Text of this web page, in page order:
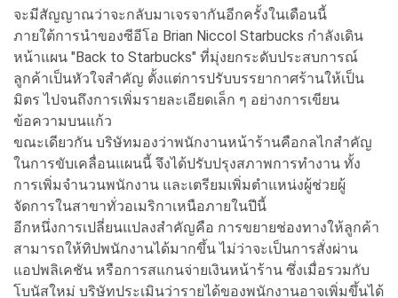
จะมีสัญญาณว่าจะกลับมาเจรจากันอีกครั้งในเดือนนี้
ภายใต้การนำของซีอีโอ Brian Niccol Starbucks กำลังเดิน
หน้าแผน "Back to Starbucks" ที่มุ่งยกระดับประสบการณ์
ลูกค้าเป็นหัวใจสำคัญ ตั้งแต่การปรับบรรยากาศร้านให้เป็น
มิตร ไปจนถึงการเพิ่มรายละเอียดเล็ก ๆ อย่างการเขียน
ข้อความบนแก้ว
ขณะเดียวกัน บริษัทมองว่าพนักงานหน้าร้านคือกลไกสำคัญ
ในการขับเคลื่อนแผนนี้ จึงได้ปรับปรุงสภาพการทำงาน ทั้ง
การเพิ่มจำนวนพนักงาน และเตรียมเพิ่มตำแหน่งผู้ช่วยผู้
จัดการในสาขาทั่วอเมริกาเหนือภายในปีนี้
อีกหนึ่งการเปลี่ยนแปลงสำคัญคือ การขยายช่องทางให้ลูกค้า
สามารถให้ทิปพนักงานได้มากขึ้น ไม่ว่าจะเป็นการสั่งผ่าน
แอปพลิเคชัน หรือการสแกนจ่ายเงินหน้าร้าน ซึ่งเมื่อรวมกับ
โบนัสใหม่ บริษัทประเมินว่ารายได้ของพนักงานอาจเพิ่มขึ้นได้